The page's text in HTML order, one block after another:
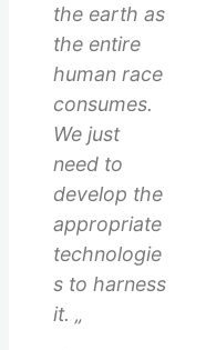
the earth as
the entire
human race
consumes.
We just
need to
develop the
appropriate
technologie
s to harness
it. „